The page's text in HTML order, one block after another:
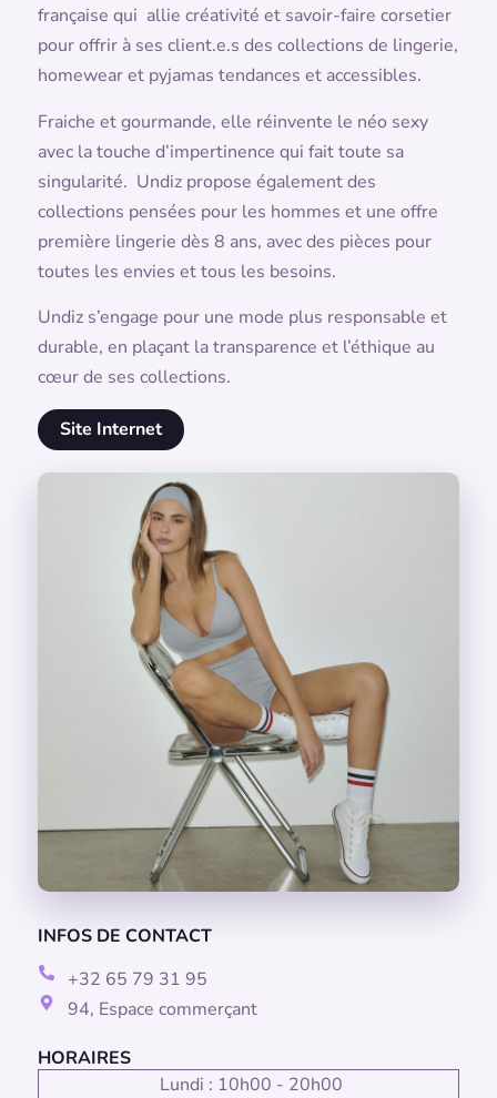
française qui allie créativité et savoir-faire corsetier
pour offrir à ses client.e.s des collections de lingerie,
homewear et pyjamas tendances et accessibles.
Fraiche et gourmande, elle réinvente le néo sexy
avec la touche d’impertinence qui fait toute sa
singularité. Undiz propose également des
collections pensées pour les hommes et une offre
première lingerie dès 8 ans, avec des pièces pour
toutes les envies et tous les besoins.
Undiz s’engage pour une mode plus responsable et
durable, en plaçant la transparence et l’éthique au
cœur de ses collections.
Site Internet
INFOS DE CONTACT
+32 65 79 31 95
94, Espace commerçant
HORAIRES
Lundi : 10h00 - 20h00